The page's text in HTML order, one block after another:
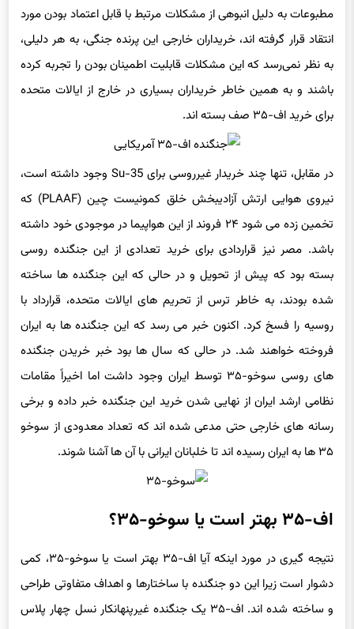
مطبوعات به دلیل انبوهی از مشکلات مرتبط با قابل اعتماد بودن مورد
انتقاد قرار گرفته اند، خریداران خارجی این پرنده جنگی، به هر دلیلی،
به نظر نمی‌رسد که این مشکلات قابلیت اطمینان بودن را تجربه کرده
باشند و به همین خاطر خریداران بسیاری در خارج از ایالات متحده
برای خرید اف-۳۵ صف بسته اند.
در مقابل، تنها چند خریدار غیرروسی برای Su-35 وجود داشته است،
نیروی هوایی ارتش آزادیبخش خلق کمونیست چین (PLAAF) که
تخمین زده می شود ۲۴ فروند از این هواپیما در موجودی خود داشته
باشد. مصر نیز قراردادی برای خرید تعدادی از این جنگنده روسی
بسته بود که پیش از تحویل و در حالی که این جنگنده ها ساخته
شده بودند، به خاطر ترس از تحریم های ایالات متحده، قرارداد با
روسیه را فسخ کرد. اکنون خبر می رسد که این جنگنده ها به ایران
فروخته خواهند شد. در حالی که سال ها بود خبر خریدن جنگنده
های روسی سوخو-۳۵ توسط ایران وجود داشت اما اخیراً مقامات
نظامی ارشد ایران از نهایی شدن خرید این جنگنده خبر داده و برخی
رسانه های خارجی حتی مدعی شده اند که تعداد معدودی از سوخو
۳۵ ها به ایران رسیده اند تا خلبانان ایرانی با آن ها آشنا شوند.
اف-۳۵ بهتر است یا سوخو-۳۵؟
نتیجه گیری در مورد اینکه آیا اف-۳۵ بهتر است یا سوخو-۳۵، کمی
دشوار است زیرا این دو جنگنده با ساختارها و اهداف متفاوتی طراحی
و ساخته شده اند. اف-۳۵ یک جنگنده غیرپنهانکار نسل چهار پلاس